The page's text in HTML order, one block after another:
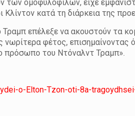
των ομοφυλοφίλων, είχε
κατά τη διάρκεια της
επέλεξε να ακουστούν τα
φέτος, επισημαίνοντας
πρόσωπο του Ντόναλντ Τραμπ».
o-Elton-Tzon-oti-8a-